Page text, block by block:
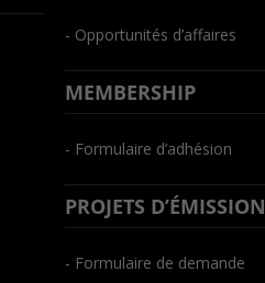
- Opportunités d’affaires
MEMBERSHIP
- Formulaire d’adhésion
PROJETS D’ÉMISSION
- Formulaire de demande